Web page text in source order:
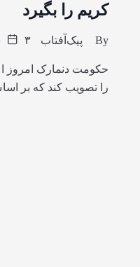
کریم را بگیرد
By پیک‌آفتاب ۳ سنبله ۱۴۰۲
حکومت دنمارک امروز
را تصویب کند که بر